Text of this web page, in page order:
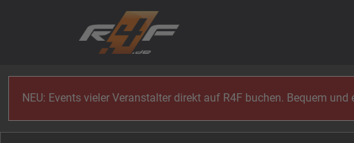
NEU: Events vieler Veranstalter direkt auf R4F buchen. Bequem